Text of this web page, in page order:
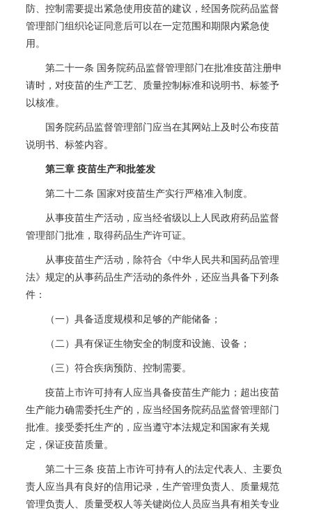
防、控制需要提出紧急使用疫苗的建议，经国务院药品监督
管理部门组织论证同意后可以在一定范围和期限内紧急使
用。
第二十一条 国务院药品监督管理部门在批准疫苗注册申
请时，对疫苗的生产工艺、质量控制标准和说明书、标签予
以核准。
国务院药品监督管理部门应当在其网站上及时公布疫苗
说明书、标签内容。
第三章 疫苗生产和批签发
第二十二条 国家对疫苗生产实行严格准入制度。
从事疫苗生产活动，应当经省级以上人民政府药品监督
管理部门批准，取得药品生产许可证。
从事疫苗生产活动，除符合《中华人民共和国药品管理
法》规定的从事药品生产活动的条件外，还应当具备下列条
件：
（一）具备适度规模和足够的产能储备；
（二）具有保证生物安全的制度和设施、设备；
（三）符合疾病预防、控制需要。
疫苗上市许可持有人应当具备疫苗生产能力；超出疫苗
生产能力确需委托生产的，应当经国务院药品监督管理部门
批准。接受委托生产的，应当遵守本法规定和国家有关规
定，保证疫苗质量。
第二十三条 疫苗上市许可持有人的法定代表人、主要负
责人应当具有良好的信用记录，生产管理负责人、质量规范
管理负责人、质量受权人等关键岗位人员应当具有相关专业